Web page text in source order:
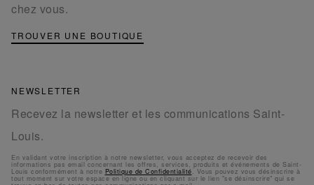
chez vous.
TROUVER UNE BOUTIQUE
NEWSLETTER
Recevez la newsletter et les communications Saint-
Louis.
En validant votre inscription à notre newsletter, vous acceptez de recevoir des
informations pas email concernant les offres, services, produits et événements de Saint-
Louis conformément à notre Politique de Confidentialité. Vous pouvez vous désinscrire à
tout moment sur votre espace en ligne ou en cliquant sur le lien "se désinscrire" qui se